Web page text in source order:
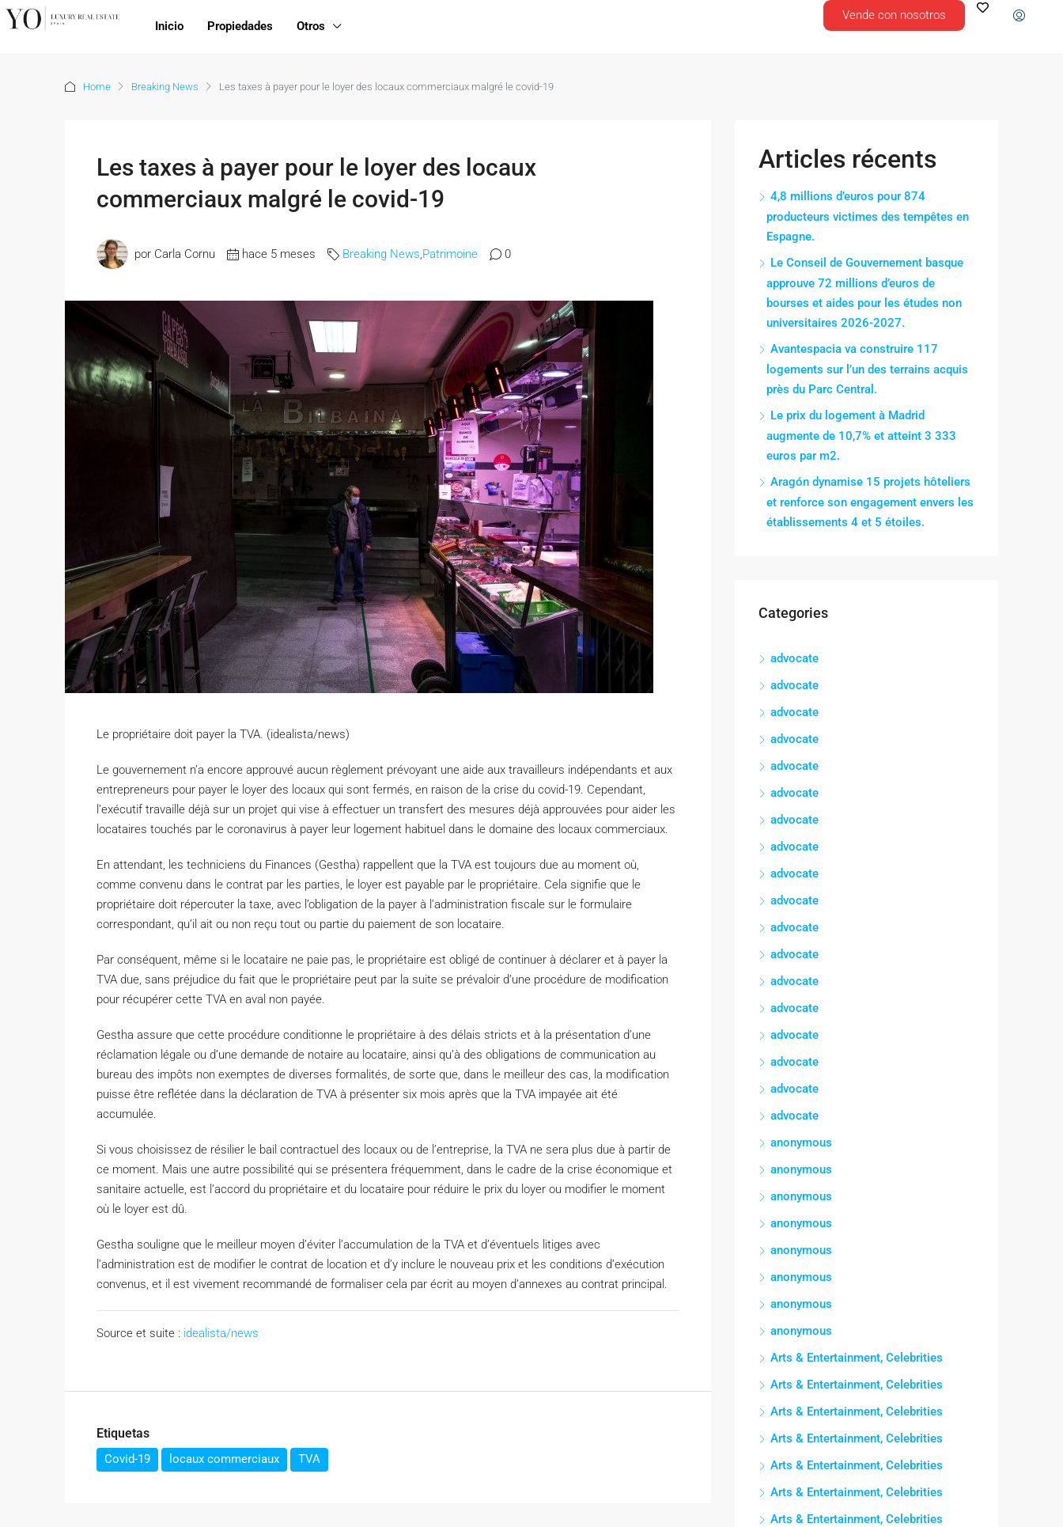
Inicio Propiedades Otros
Vende con nosotros
Home Breaking News Les taxes à payer pour le loyer des locaux commerciaux malgré le covid-19
Les taxes à payer pour le loyer des locaux
commerciaux malgré le covid-19
por Carla Cornu hace 5 meses Breaking News Patrimoine 0
Le propriétaire doit payer la TVA. (idealista/news)
Le gouvernement n’a encore approuvé aucun règlement prévoyant une aide aux travailleurs indépendants et aux
entrepreneurs pour payer le loyer des locaux qui sont fermés, en raison de la crise du covid-19. Cependant,
l’exécutif travaille déjà sur un projet qui vise à effectuer un transfert des mesures déjà approuvées pour aider les
locataires touchés par le coronavirus à payer leur logement habituel dans le domaine des locaux commerciaux.
En attendant, les techniciens du Finances (Gestha) rappellent que la TVA est toujours due au moment où,
comme convenu dans le contrat par les parties, le loyer est payable par le propriétaire. Cela signifie que le
propriétaire doit répercuter la taxe, avec l’obligation de la payer à l’administration fiscale sur le formulaire
correspondant, qu’il ait ou non reçu tout ou partie du paiement de son locataire.
Par conséquent, même si le locataire ne paie pas, le propriétaire est obligé de continuer à déclarer et à payer la
TVA due, sans préjudice du fait que le propriétaire peut par la suite se prévaloir d’une procédure de modification
pour récupérer cette TVA en aval non payée.
Gestha assure que cette procédure conditionne le propriétaire à des délais stricts et à la présentation d’une
réclamation légale ou d’une demande de notaire au locataire, ainsi qu’à des obligations de communication au
bureau des impôts non exemptes de diverses formalités, de sorte que, dans le meilleur des cas, la modification
puisse être reflétée dans la déclaration de TVA à présenter six mois après que la TVA impayée ait été
accumulée.
Si vous choisissez de résilier le bail contractuel des locaux ou de l’entreprise, la TVA ne sera plus due à partir de
ce moment. Mais une autre possibilité qui se présentera fréquemment, dans le cadre de la crise économique et
sanitaire actuelle, est l’accord du propriétaire et du locataire pour réduire le prix du loyer ou modifier le moment
où le loyer est dû.
Gestha souligne que le meilleur moyen d’éviter l’accumulation de la TVA et d’éventuels litiges avec
l’administration est de modifier le contrat de location et d’y inclure le nouveau prix et les conditions d’exécution
convenus, et il est vivement recommandé de formaliser cela par écrit au moyen d’annexes au contrat principal.
Source et suite : idealista/news
Etiquetas
Covid-19 locaux commerciaux TVA
Articles récents
4,8 millions d’euros pour 874
producteurs victimes des tempêtes en
Espagne.
Le Conseil de Gouvernement basque
approuve 72 millions d’euros de
bourses et aides pour les études non
universitaires 2026-2027.
Avantespacia va construire 117
logements sur l’un des terrains acquis
près du Parc Central.
Le prix du logement à Madrid
augmente de 10,7% et atteint 3 333
euros par m2.
Aragón dynamise 15 projets hôteliers
et renforce son engagement envers les
établissements 4 et 5 étoiles.
Categories
advocate
advocate
advocate
advocate
advocate
advocate
advocate
advocate
advocate
advocate
advocate
advocate
advocate
advocate
advocate
advocate
advocate
advocate
anonymous
anonymous
anonymous
anonymous
anonymous
anonymous
anonymous
anonymous
Arts & Entertainment, Celebrities
Arts & Entertainment, Celebrities
Arts & Entertainment, Celebrities
Arts & Entertainment, Celebrities
Arts & Entertainment, Celebrities
Arts & Entertainment, Celebrities
Arts & Entertainment, Celebrities